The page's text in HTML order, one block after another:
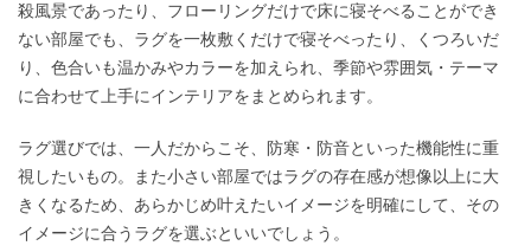
殺風景であったり、フローリングだけで床に寝そべることができ
ない部屋でも、ラグを一枚敷くだけで寝そべったり、くつろいだ
り、色合いも温かみやカラーを加えられ、季節や雰囲気・テーマ
に合わせて上手にインテリアをまとめられます。
ラグ選びでは、一人だからこそ、防寒・防音といった機能性に重
視したいもの。また小さい部屋ではラグの存在感が想像以上に大
きくなるため、あらかじめ叶えたいイメージを明確にして、その
イメージに合うラグを選ぶといいでしょう。